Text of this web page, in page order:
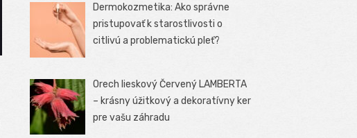
Dermokozmetika: Ako správne
pristupovať k starostlivosti o
citlivú a problematickú pleť?
Orech lieskový Červený LAMBERTA
– krásny úžitkový a dekoratívny ker
pre vašu záhradu